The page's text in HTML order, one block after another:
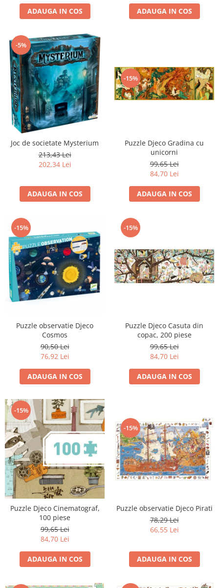
ADAUGA IN COS ADAUGA IN COS
-5%
Joc de societate Mysterium
213,43 Lei
202,34 Lei
ADAUGA IN COS
-15%
Puzzle Djeco Gradina cu
unicorni
99,65 Lei
84,70 Lei
ADAUGA IN COS
-15%
Puzzle observatie Djeco
Cosmos
90,50 Lei
76,92 Lei
ADAUGA IN COS
-15%
Puzzle Djeco Casuta din
copac, 200 piese
99,65 Lei
84,70 Lei
ADAUGA IN COS
-15%
Puzzle Djeco Cinematograf,
100 piese
99,65 Lei
84,70 Lei
ADAUGA IN COS
-15%
Puzzle observatie Djeco Pirati
78,29 Lei
66,55 Lei
ADAUGA IN COS